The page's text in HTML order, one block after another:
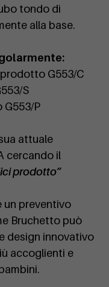
tondo di
alla base.
G553/C
S
P
attuale
cercando il
prodotto”
un preventivo
Bruchetto può
design innovativo
accoglienti e